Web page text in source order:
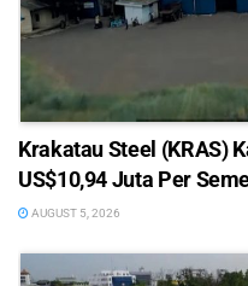
Krakatau Steel (KRAS)
US$10,94 Juta Per
AUGUST 5, 2026